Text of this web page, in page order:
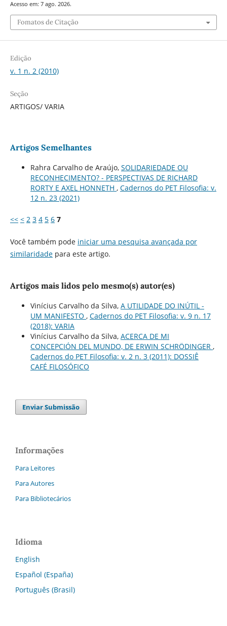
Acesso em: 7 ago. 2026.
Fomatos de Citação
Edição
v. 1 n. 2 (2010)
Seção
ARTIGOS/ VARIA
Artigos Semelhantes
Rahra Carvalho de Araújo, SOLIDARIEDADE OU
RECONHECIMENTO? - PERSPECTIVAS DE RICHARD
RORTY E AXEL HONNETH , Cadernos do PET Filosofia: v.
12 n. 23 (2021)
<< < 2 3 4 5 6 7
Você também pode iniciar uma pesquisa avançada por
similaridadepara este artigo.
Artigos mais lidos pelo mesmo(s) autor(es)
Vinícius Carvalho da Silva, A UTILIDADE DO INÚTIL -
UM MANIFESTO , Cadernos do PET Filosofia: v. 9 n. 17
(2018): VARIA
Vinícius Carvalho da Silva, ACERCA DE MI
CONCEPCIÓN DEL MUNDO, DE ERWIN SCHRÖDINGER ,
Cadernos do PET Filosofia: v. 2 n. 3 (2011): DOSSIÊ
CAFÉ FILOSÓFICO
Enviar Submissão
Informações
Para Leitores
Para Autores
Para Bibliotecários
Idioma
English
Español (España)
Português (Brasil)